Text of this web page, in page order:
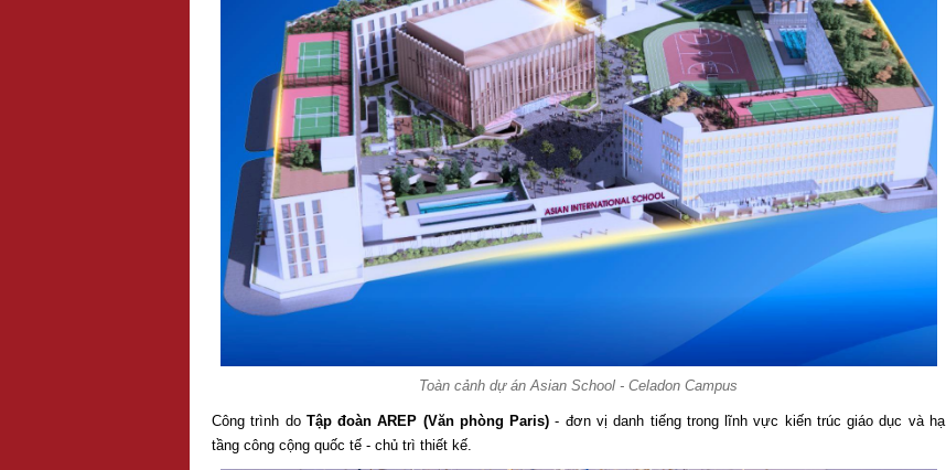
Toàn cảnh dự án Asian School - Celadon Campus
Công trình do Tập đoàn AREP (Văn phòng Paris)- đơn vị danh tiếng trong lĩnh vực kiến trúc giáo dục và hạ
tầng công cộng quốc tế - chủ trì thiết kế.